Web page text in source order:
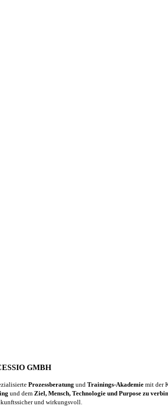
GMBH
Prozessberatung und Trainings-Akademie mit der
und dem Ziel, Mensch, Technologie und Purpose zu
und wirkungsvoll.